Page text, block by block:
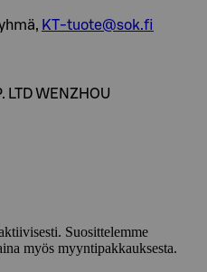
KT-tuote@sok.fi
LTD WENZHOU
Suosittelemme
myös myyntipakkauksesta.